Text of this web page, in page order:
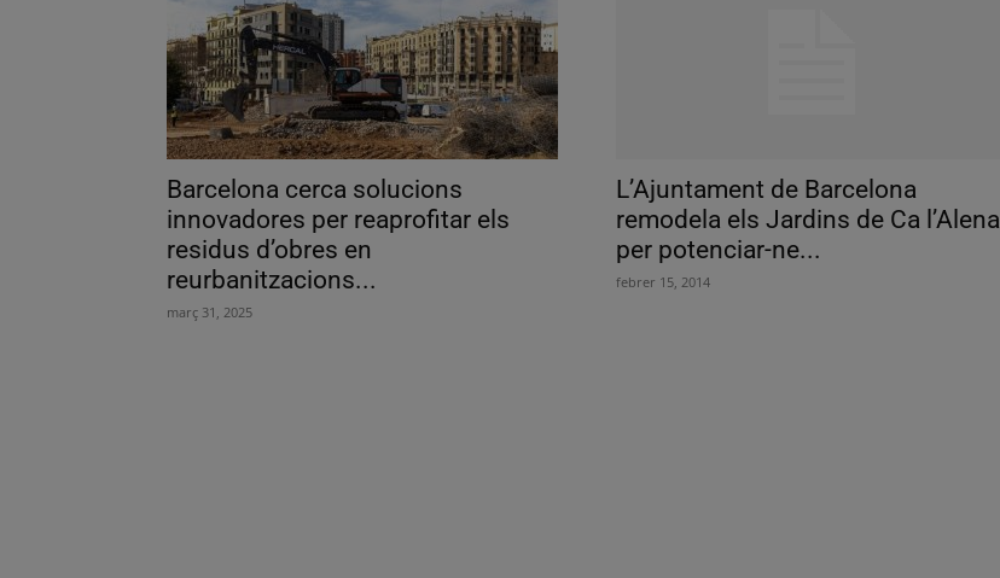
Barcelona cerca solucions
innovadores per reaprofitar els
residus d’obres en
reurbanitzacions...
març 31, 2025
L’Ajuntament de Barcelona
remodela els Jardins de Ca l’Alena
per potenciar-ne...
febrer 15, 2014